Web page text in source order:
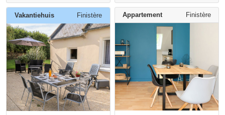
Vakantiehuis Finistère Appartement Finistère